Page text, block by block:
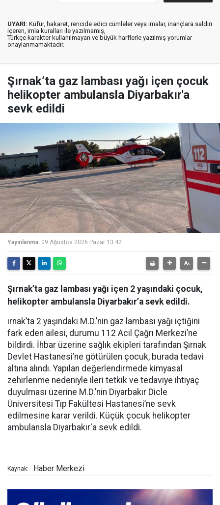
UYARI: Küfür, hakaret, rencide edici cümleler veya imalar, inançlara saldırı
içeren, imla kuralları ile yazılmamış,
Türkçe karakter kullanılmayan ve büyük harflerle yazılmış yorumlar
onaylanmamaktadır.
Şırnak’ta gaz lambası yağı içen çocuk
helikopter ambulansla Diyarbakır'a
sevk edildi
Yayınlanma: 09 Ağustos 2026 Pazar 13:42
Şırnak’ta gaz lambası yağı içen 2 yaşındaki çocuk,
helikopter ambulansla Diyarbakır’a sevk edildi.
ırnak’ta 2 yaşındaki M.D.’nin gaz lambası yağı içtiğini
fark eden ailesi, durumu 112 Acil Çağrı Merkezi’ne
bildirdi. İhbar üzerine sağlık ekipleri tarafından Şırnak
Devlet Hastanesi’ne götürülen çocuk, burada tedavi
altına alındı. Yapılan değerlendirmede kimyasal
zehirlenme nedeniyle ileri tetkik ve tedaviye ihtiyaç
duyulması üzerine M.D.’nin Diyarbakır Dicle
Üniversitesi Tıp Fakültesi Hastanesi’ne sevk
edilmesine karar verildi. Küçük çocuk helikopter
ambulansla Diyarbakır'a sevk edildi.
Kaynak: Haber Merkezi